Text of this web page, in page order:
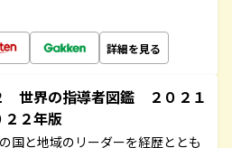
詳細を見る
世界の指導者図鑑 ２０２１
２２年版
国と地域のリーダーを経歴ととも